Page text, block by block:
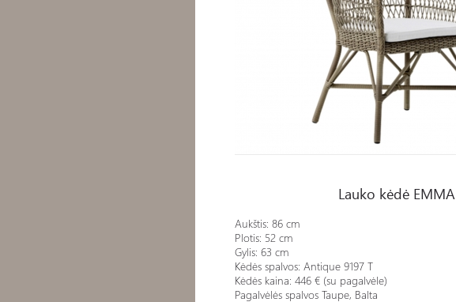
Lauko kėdė EMMA
Aukštis: 86 cm
Plotis: 52 cm
Gylis: 63 cm
Kėdės spalvos: Antique 9197 T
Kėdės kaina: 446 € (su pagalvėle)
Pagalvėlės spalvos Taupe, Balta